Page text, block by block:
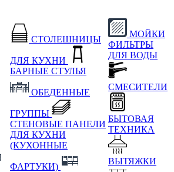
СТОЛЕШНИЦЫ
ДЛЯ КУХНИ
БАРНЫЕ СТУЛЬЯ
ОБЕДЕННЫЕ
ГРУППЫ
СТЕНОВЫЕ ПАНЕЛИ
ДЛЯ КУХНИ
(КУХОННЫЕ
ФАРТУКИ)
МОЙКИ
ФИЛЬТРЫ
ДЛЯ ВОДЫ
СМЕСИТЕЛИ
БЫТОВАЯ
ТЕХНИКА
ВЫТЯЖКИ